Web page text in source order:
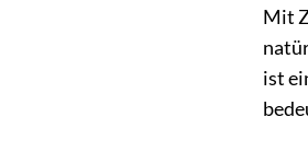
Mit
ist